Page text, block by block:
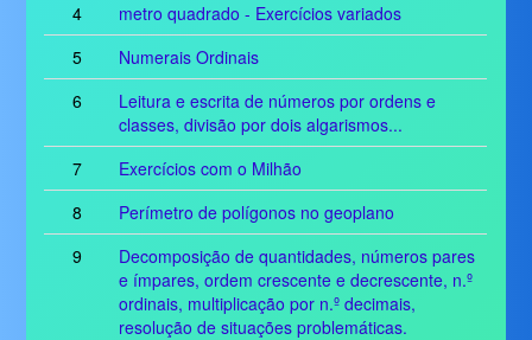
4
metro quadrado - Exercícios variados
5
Numerais Ordinais
6
Leitura e escrita de números por ordens e
classes, divisão por dois algarismos...
7
Exercícios com o Milhão
8
Perímetro de polígonos no geoplano
9
Decomposição de quantidades, números pares
e ímpares, ordem crescente e decrescente, n.º
ordinais, multiplicação por n.º decimais,
resolução de situações problemáticas.